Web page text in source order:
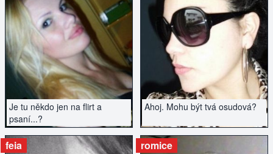
Je tu někdo jen na flirt a
psaní...?
ZOBRAZIT INZERÁT
Ahoj. Mohu být tvá osudová?
ZOBRAZIT INZERÁT
feia romice